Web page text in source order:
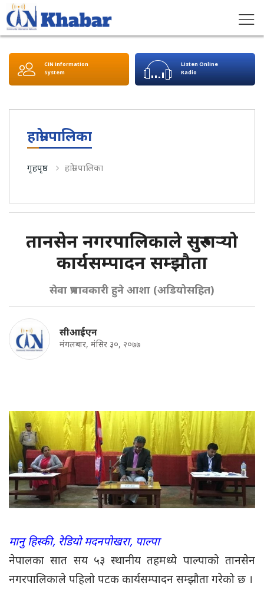
CIN Information
System
Listen Online
Radio
हाम्रो-पालिका
गृहपृष्ठ हाम्रो-पालिका
तानसेन नगरपालिकाले सुरु गर्‍यो
कार्यसम्पादन सम्झौता
सेवा प्रभावकारी हुने आशा (अडियोसहित)
सीआईएन
मंगलबार, मंसिर ३०, २०७७
मानु हिस्की, रेडियो मदनपोखरा, पाल्पा
नेपालका सात सय ५३ स्थानीय तहमध्ये पाल्पाको तानसेन
नगरपालिकाले पहिलो पटक कार्यसम्पादन सम्झौता गरेको छ ।